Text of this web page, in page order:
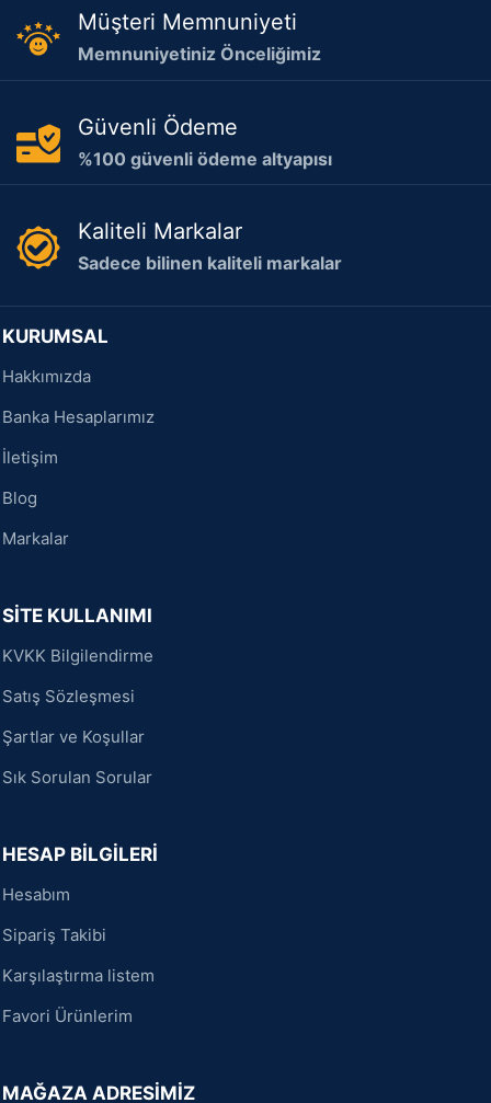
Müşteri Memnuniyeti
Memnuniyetiniz Önceliğimiz
Güvenli Ödeme
%100 güvenli ödeme altyapısı
Kaliteli Markalar
Sadece bilinen kaliteli markalar
KURUMSAL
Hakkımızda
Banka Hesaplarımız
İletişim
Blog
Markalar
SİTE KULLANIMI
KVKK Bilgilendirme
Satış Sözleşmesi
Şartlar ve Koşullar
Sık Sorulan Sorular
HESAP BİLGİLERİ
Hesabım
Sipariş Takibi
Karşılaştırma listem
Favori Ürünlerim
MAĞAZA ADRESİMİZ